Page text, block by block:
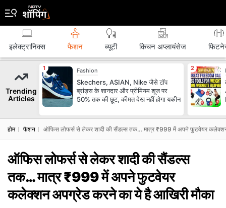
इलेक्ट्रानिक्स फैशन ब्‍यूटी किचन अप्लायंसेज
Trending
Articles
Fashion
Skechers, ASIAN, Nike जैसे टॉप
ब्रांड्स के शानदार और प्रीमियम शूज पर
50% तक की छूट, कीमत देख नहीं होगा यकीन
होम फैशन ऑफिस लोफर्स से लेकर शादी की सैंडल्स तक… मात्र ₹999 में अपने फुटवेयर
ऑफिस लोफर्स से लेकर शादी की सैंडल्स
तक… मात्र ₹999 में अपने फुटवेयर
कलेक्शन अपग्रेड करने का ये है आखिरी मौका